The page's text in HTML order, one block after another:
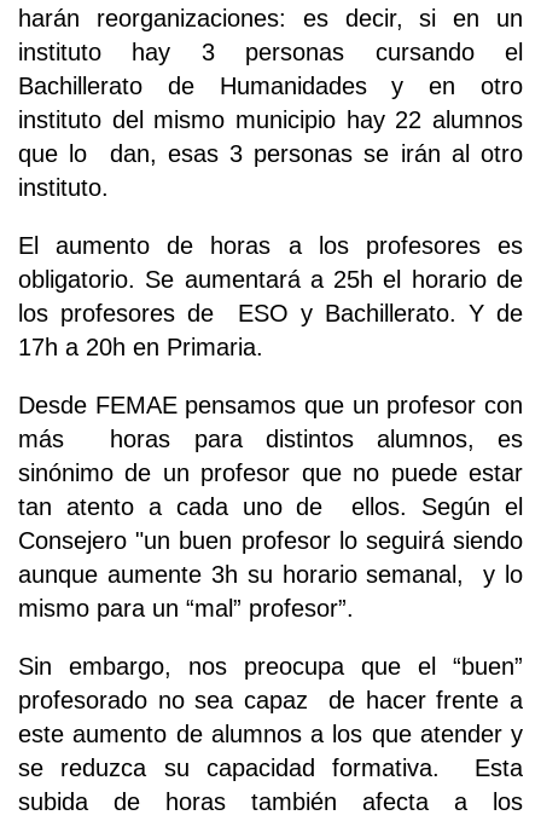
harán reorganizaciones: es decir, si en un
instituto hay 3 personas cursando el
Bachillerato de Humanidades y en otro
instituto del mismo municipio hay 22 alumnos
que lo dan, esas 3 personas se irán al otro
instituto.
El aumento de horas a los profesores es
obligatorio. Se aumentará a 25h el horario de
los profesores de ESO y Bachillerato. Y de
17h a 20h en Primaria.
Desde FEMAE pensamos que un profesor con
más horas para distintos alumnos, es
sinónimo de un profesor que no puede estar
tan atento a cada uno de ellos. Según el
Consejero "un buen profesor lo seguirá siendo
aunque aumente 3h su horario semanal, y lo
mismo para un “mal” profesor”.
Sin embargo, nos preocupa que el “buen”
profesorado no sea capaz de hacer frente a
este aumento de alumnos a los que atender y
se reduzca su capacidad formativa. Esta
subida de horas también afecta a los